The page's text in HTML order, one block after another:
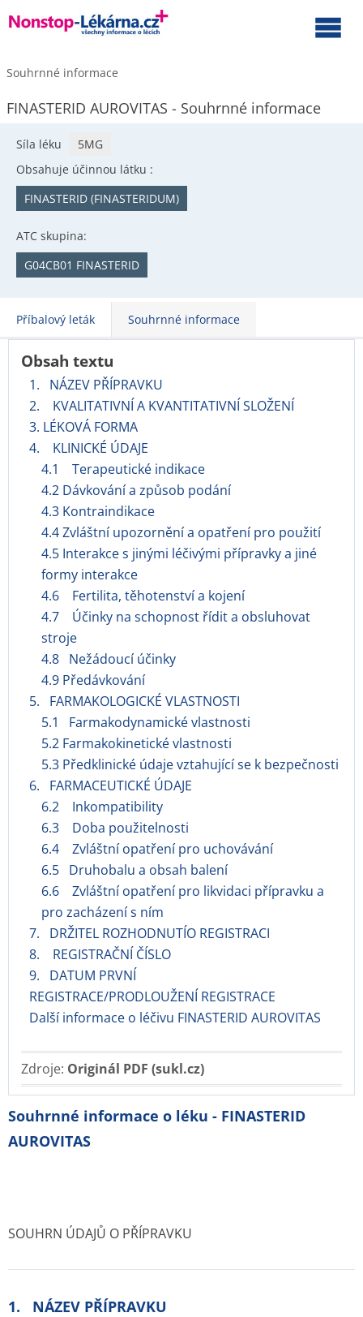
Souhrnné informace
FINASTERID AUROVITAS - Souhrnné informace
Síla léku
5MG
Obsahuje účinnou látku :
FINASTERID (FINASTERIDUM)
ATC skupina:
G04CB01 FINASTERID
Příbalový leták Souhrnné informace
Obsah textu
1. NÁZEV PŘÍPRAVKU
2. KVALITATIVNÍ A KVANTITATIVNÍ SLOŽENÍ
3. LÉKOVÁ FORMA
4. KLINICKÉ ÚDAJE
4.1 Terapeutické indikace
4.2 Dávkování a způsob podání
4.3 Kontraindikace
4.4 Zvláštní upozornění a opatření pro použití
4.5 Interakce s jinými léčivými přípravky a jiné
formy interakce
4.6 Fertilita, těhotenství a kojení
4.7 Účinky na schopnost řídit a obsluhovat
stroje
4.8 Nežádoucí účinky
4.9 Předávkování
5. FARMAKOLOGICKÉ VLASTNOSTI
5.1 Farmakodynamické vlastnosti
5.2 Farmakokinetické vlastnosti
5.3 Předklinické údaje vztahující se k bezpečnosti
6. FARMACEUTICKÉ ÚDAJE
6.2 Inkompatibility
6.3 Doba použitelnosti
6.4 Zvláštní opatření pro uchovávání
6.5 Druhobalu a obsah balení
6.6 Zvláštní opatření pro likvidaci přípravku a
pro zacházení s ním
7. DRŽITEL ROZHODNUTÍO REGISTRACI
8. REGISTRAČNÍ ČÍSLO
9. DATUM PRVNÍ
REGISTRACE/PRODLOUŽENÍ REGISTRACE
Další informace o léčivu FINASTERID AUROVITAS
Zdroje: Originál PDF (sukl.cz)
Souhrnné informace o léku - FINASTERID
AUROVITAS
SOUHRN ÚDAJŮ O PŘÍPRAVKU
1. NÁZEV PŘÍPRAVKU